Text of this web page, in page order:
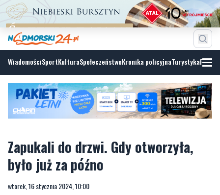
WiadomościSportKulturaSpołeczeństwoKronika policyjnaTurystyka
Zapukali do drzwi. Gdy otworzyła,
było już za późno
wtorek, 16 stycznia 2024, 10:00